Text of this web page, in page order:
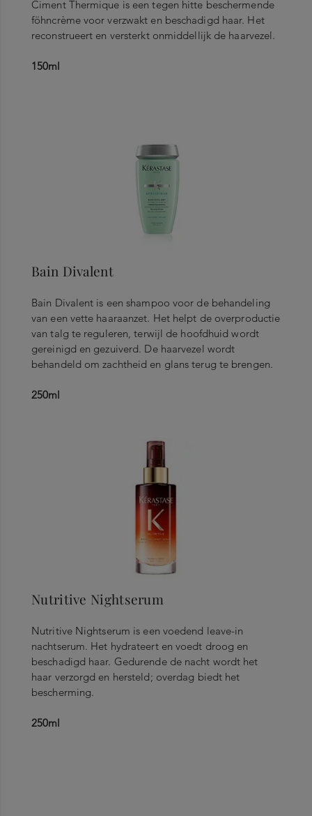
Ciment Thermique is een tegen hitte beschermende
föhncrème voor verzwakt en beschadigd haar. Het
reconstrueert en versterkt onmiddellijk de haarvezel.
150ml
Bain Divalent
Bain Divalent is een shampoo voor de behandeling
van een vette haaraanzet. Het helpt de overproductie
van talg te reguleren, terwijl de hoofdhuid wordt
gereinigd en gezuiverd. De haarvezel wordt
behandeld om zachtheid en glans terug te brengen.
250ml
Nutritive Nightserum
Nutritive Nightserum is een voedend leave-in
nachtserum. Het hydrateert en voedt droog en
beschadigd haar. Gedurende de nacht wordt het
haar verzorgd en hersteld; overdag biedt het
bescherming.
250ml